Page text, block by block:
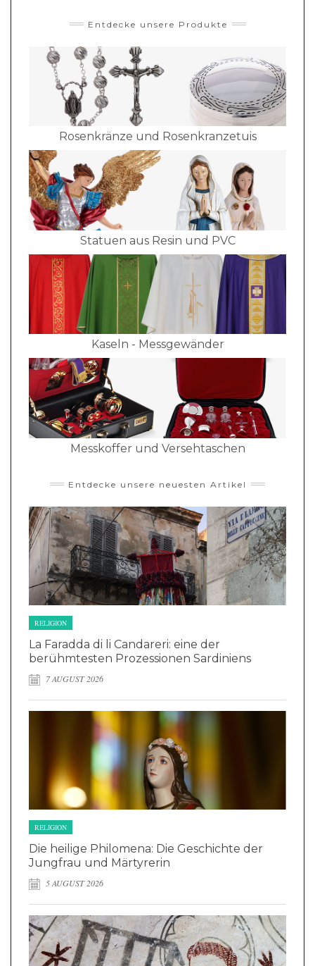
Entdecke unsere Produkte
Rosenkränze und Rosenkranzetuis
Statuen aus Resin und PVC
Kaseln - Messgewänder
Messkoffer und Versehtaschen
Entdecke unsere neuesten Artikel
RELIGION
La Faradda di li Candareri: eine der
berühmtesten Prozessionen Sardiniens
7 AUGUST 2026
RELIGION
Die heilige Philomena: Die Geschichte der
Jungfrau und Märtyrerin
5 AUGUST 2026